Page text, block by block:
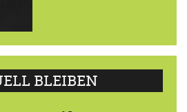
BLEIBEN